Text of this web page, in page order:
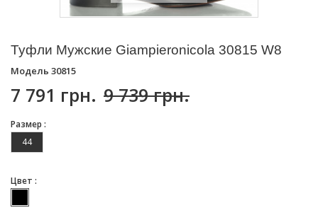
Туфли Мужские Giampieronicola 30815 W8
Модель 30815
7 791 грн. 9 739 грн.
Размер :
44
Цвет :